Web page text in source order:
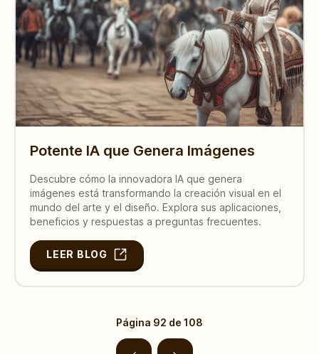
Potente IA que Genera Imágenes
Descubre cómo la innovadora IA que genera
imágenes está transformando la creación visual en el
mundo del arte y el diseño. Explora sus aplicaciones,
beneficios y respuestas a preguntas frecuentes.
LEER BLOG
Página 92 de 108